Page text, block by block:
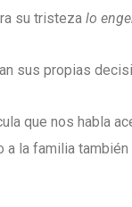
su tristeza lo
sus propias
que nos habla
a la familia